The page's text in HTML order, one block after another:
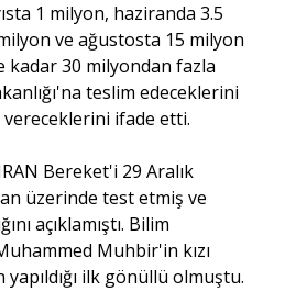
1 milyon, haziranda 3.5
ve ağustosta 15 milyon
kadar 30 milyondan fazla
teslim edeceklerini
vereceklerini ifade etti.
Bereket'i 29 Aralık
üzerinde test etmiş ve
açıklamıştı. Bilim
Muhbir'in kızı
yapıldığı ilk gönüllü olmuştu.